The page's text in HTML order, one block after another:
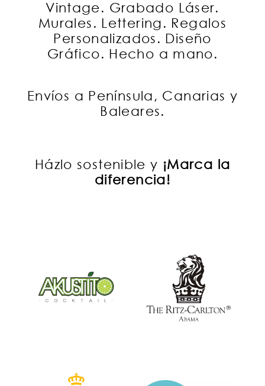
Vintage. Grabado Láser.
Murales. Lettering. Regalos
Personalizados. Diseño
Gráfico. Hecho a mano.
Envíos a Península, Canarias y
Baleares.
Házlo sostenible y ¡Marca la
diferencia!